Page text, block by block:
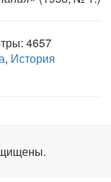
4657
, История